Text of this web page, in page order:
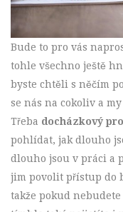
Bude to pro vás
tohle všechno ještě
byste chtěli s něčím
se nás na cokoliv a
Třeba docházkový
pohlídat, jak dlouho
dlouho jsou v práci a
jim povolit přístup do
takže pokud